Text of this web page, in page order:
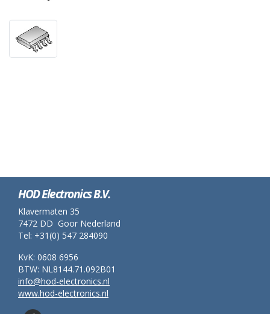
HOD Electronics B.V.
Klavermaten 35
7472 DD Goor Nederland
Tel: +31(0) 547 284090
KvK: 0608 6956
BTW: NL8144.71.092B01
info@hod-electronics.nl
www.hod-electronics.nl